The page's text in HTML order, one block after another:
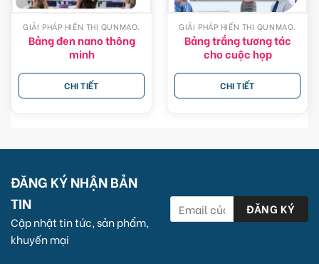
GIẢI PHÁP HIỂN THỊ QUNMAO.
Bảng đen nano thông
minh
CHI TIẾT
GIẢI PHÁP HIỂN THỊ QUNMAO.
Bảng trắng tương tác
cho cuộc họp
CHI TIẾT
ĐĂNG KÝ NHẬN BẢN
TIN
Cập nhật tin tức, sản phẩm,
khuyến mại